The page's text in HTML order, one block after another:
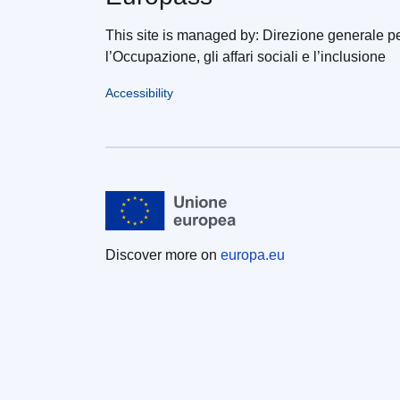
This site is managed by: Direzione generale
l’Occupazione, gli affari sociali e l’inclusione
Accessibility
Discover more on europa.eu